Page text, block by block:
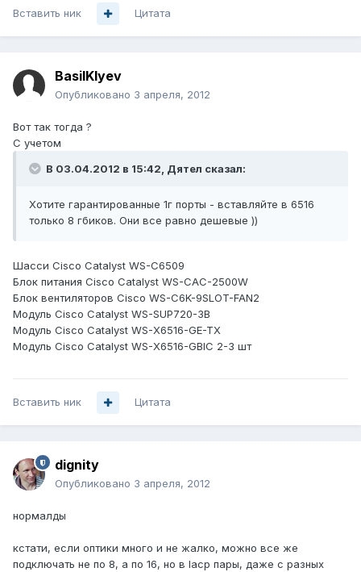
Вставить ник Цитата
BasilKlyev
Опубликовано 3 апреля, 2012
Вот так тогда ?
С учетом
В 03.04.2012 в 15:42, Дятел сказал:
Хотите гарантированные 1г порты - вставляйте в 6516
только 8 гбиков. Они все равно дешевые ))
Шасси Cisco Catalyst WS-C6509
Блок питания Cisco Catalyst WS-CAC-2500W
Блок вентиляторов Cisco WS-C6K-9SLOT-FAN2
Модуль Cisco Catalyst WS-SUP720-3B
Модуль Cisco Catalyst WS-X6516-GE-TX
Модуль Cisco Catalyst WS-X6516-GBIC 2-3 шт
Вставить ник Цитата
dignity
Опубликовано 3 апреля, 2012
нормалды
кстати, если оптики много и не жалко, можно все же
подключать не по 8, а по 16, но в lacp пары, даже с разных